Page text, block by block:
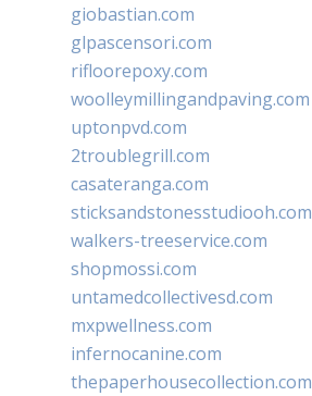
giobastian.com
glpascensori.com
rifloorepoxy.com
woolleymillingandpaving.com
uptonpvd.com
2troublegrill.com
casateranga.com
sticksandstonesstudiooh.com
walkers-treeservice.com
shopmossi.com
untamedcollectivesd.com
mxpwellness.com
infernocanine.com
thepaperhousecollection.com